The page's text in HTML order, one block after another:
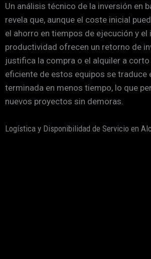
Un análisis técnico de la inversión en
revela que, aunque el coste inicial
el ahorro en tiempos de ejecución y el
productividad ofrecen un retorno de
justifica la compra o el alquiler a corto
eficiente de estos equipos se traduce
terminada en menos tiempo, lo que
nuevos proyectos sin demoras.
Logística y Disponibilidad de Servicio en